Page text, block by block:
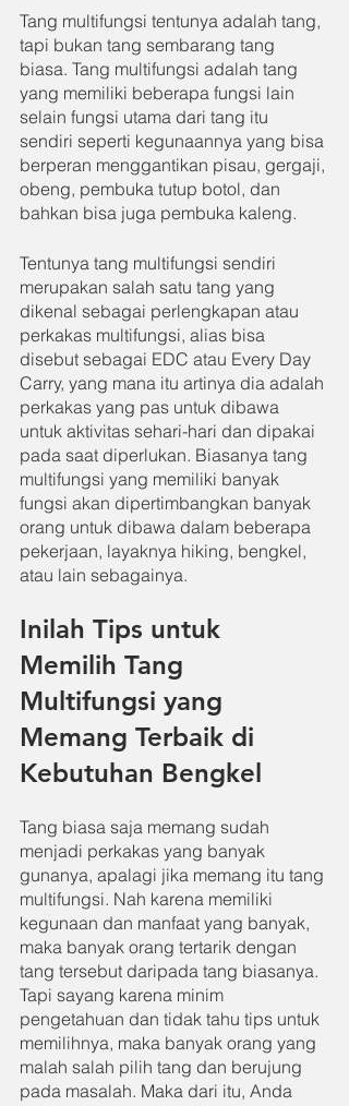
Tang multifungsi tentunya adalah tang,
tapi bukan tang sembarang tang
biasa. Tang multifungsi adalah tang
yang memiliki beberapa fungsi lain
selain fungsi utama dari tang itu
sendiri seperti kegunaannya yang bisa
berperan menggantikan pisau, gergaji,
obeng, pembuka tutup botol, dan
bahkan bisa juga pembuka kaleng.
Tentunya tang multifungsi sendiri
merupakan salah satu tang yang
dikenal sebagai perlengkapan atau
perkakas multifungsi, alias bisa
disebut sebagai EDC atau Every Day
Carry, yang mana itu artinya dia adalah
perkakas yang pas untuk dibawa
untuk aktivitas sehari-hari dan dipakai
pada saat diperlukan. Biasanya tang
multifungsi yang memiliki banyak
fungsi akan dipertimbangkan banyak
orang untuk dibawa dalam beberapa
pekerjaan, layaknya hiking, bengkel,
atau lain sebagainya.
Inilah Tips untuk
Memilih Tang
Multifungsi yang
Memang Terbaik di
Kebutuhan Bengkel
Tang biasa saja memang sudah
menjadi perkakas yang banyak
gunanya, apalagi jika memang itu tang
multifungsi. Nah karena memiliki
kegunaan dan manfaat yang banyak,
maka banyak orang tertarik dengan
tang tersebut daripada tang biasanya.
Tapi sayang karena minim
pengetahuan dan tidak tahu tips untuk
memilihnya, maka banyak orang yang
malah salah pilih tang dan berujung
pada masalah. Maka dari itu, Anda